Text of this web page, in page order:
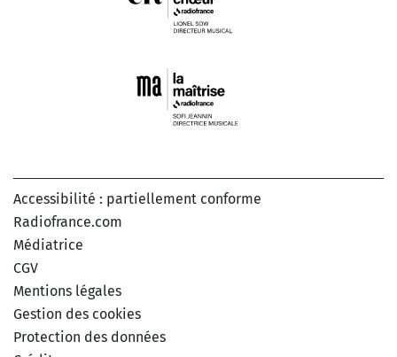
Accessibilité : partiellement conforme
Radiofrance.com
Médiatrice
CGV
Mentions légales
Gestion des cookies
Protection des données